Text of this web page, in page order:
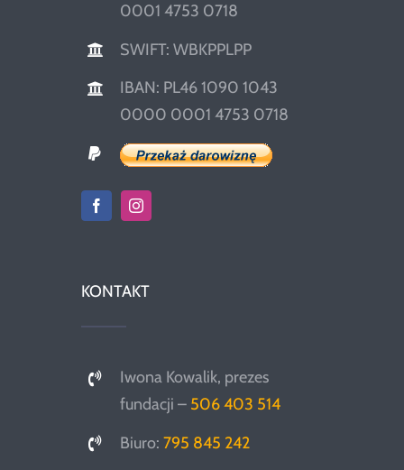
0001 4753 0718
SWIFT: WBKPPLPP
IBAN: PL46 1090 1043
0000 0001 4753 0718
KONTAKT
Iwona Kowalik, prezes
fundacji – 506 403 514
Biuro:795 845 242